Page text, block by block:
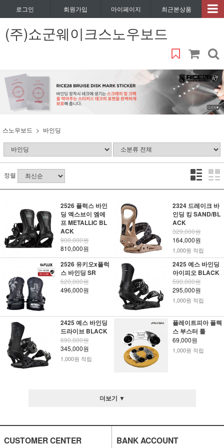
로그인 회원가입 마이페이지 최근본상품
(주)쇼군웨이크스노우보드
스노우보드 바인딩
정렬
2526 플럭스 바인
딩 엑스브이 엠에
프 METALLIC BL
ACK
900,000원
810,000원
2324 드레이크 바
인딩 킹 SAND/BL
ACK
329,000원
164,000원
1,000원 적립
2526 유키오x플럭
스 바인딩 SR
620,000원
496,000원
2425 예스 바인딩
아이피오 BLACK
590,000원
295,000원
1,000원 적립
2425 예스 바인딩
드라이브 BLACK
690,000원
345,000원
1,000원 적립
플레이트피아 플렉
스 부스터 툴
69,000원
1,000원 적립
더보기 ▼
CUSTOMER CENTER BANK ACCOUNT